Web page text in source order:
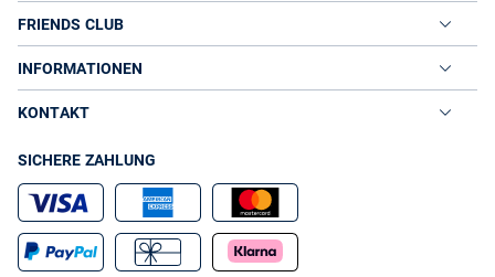
FRIENDS CLUB
INFORMATIONEN
KONTAKT
SICHERE ZAHLUNG